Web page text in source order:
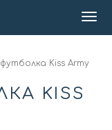
Kiss Army
KISS